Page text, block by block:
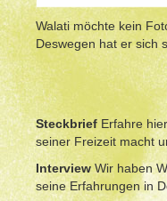
Walati möchte kein
Deswegen hat er sich
Steckbrief Erfahre
seiner Freizeit macht
InterviewWir haben
seine Erfahrungen in